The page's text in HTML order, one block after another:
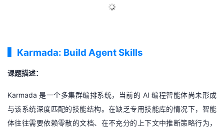
Karmada: Build Agent Skills
课题描述：
Karmada 是一个多集群编排系统，当前的 AI 编程智能体尚未形成
与该系统深度匹配的技能结构。在缺乏专用技能库的情况下，智能
体往往需要依赖零散的文档、在不充分的上下文中推断策略行为，